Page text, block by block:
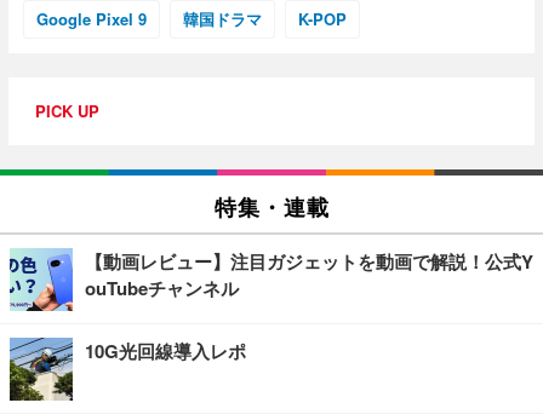
Google Pixel 9 韓国ドラマ K-POP
PICK UP
特集・連載
【動画レビュー】注目ガジェットを動画で解説！公式Y
ouTubeチャンネル
10G光回線導入レポ